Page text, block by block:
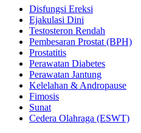
Disfungsi Ereksi
Ejakulasi Dini
Testosteron Rendah
Pembesaran Prostat (BPH)
Prostatitis
Perawatan Diabetes
Perawatan Jantung
Kelelahan & Andropause
Fimosis
Sunat
Cedera Olahraga (ESWT)